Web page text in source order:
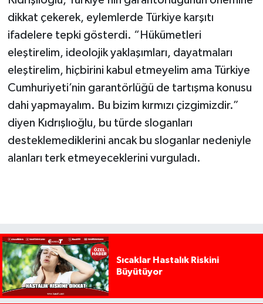
dikkat çekerek, eylemlerde Türkiye karşıtı
ifadelere tepki gösterdi. “Hükümetleri
eleştirelim, ideolojik yaklaşımları, dayatmaları
eleştirelim, hiçbirini kabul etmeyelim ama Türkiye
Cumhuriyeti’nin garantörlüğü de tartışma konusu
dahi yapmayalım. Bu bizim kırmızı çizgimizdir.”
diyen Kıdrışlıoğlu, bu türde sloganları
desteklemediklerini ancak bu sloganlar nedeniyle
alanları terk etmeyeceklerini vurguladı.
Sıcaklar Hastalık Riskini
Büyütüyor